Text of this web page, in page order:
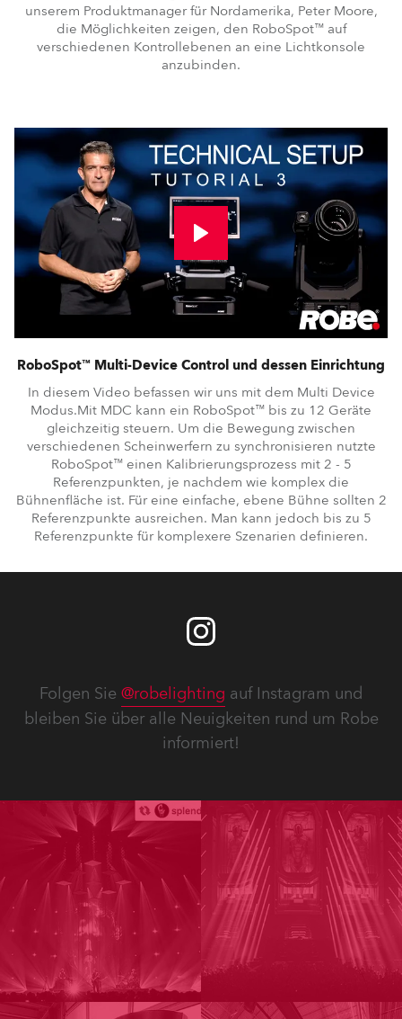
unserem Produktmanager für Nordamerika, Peter Moore,
die Möglichkeiten zeigen, den RoboSpot™ auf
verschiedenen Kontrollebenen an eine Lichtkonsole
anzubinden.
RoboSpot™ Multi-Device Control und dessen Einrichtung
In diesem Video befassen wir uns mit dem Multi Device
Modus.Mit MDC kann ein RoboSpot™ bis zu 12 Geräte
gleichzeitig steuern. Um die Bewegung zwischen
verschiedenen Scheinwerfern zu synchronisieren nutzte
RoboSpot™ einen Kalibrierungsprozess mit 2 - 5
Referenzpunkten, je nachdem wie komplex die
Bühnenfläche ist. Für eine einfache, ebene Bühne sollten 2
Referenzpunkte ausreichen. Man kann jedoch bis zu 5
Referenzpunkte für komplexere Szenarien definieren.
Folgen Sie @robelighting auf Instagram und
bleiben Sie über alle Neuigkeiten rund um Robe
informiert!